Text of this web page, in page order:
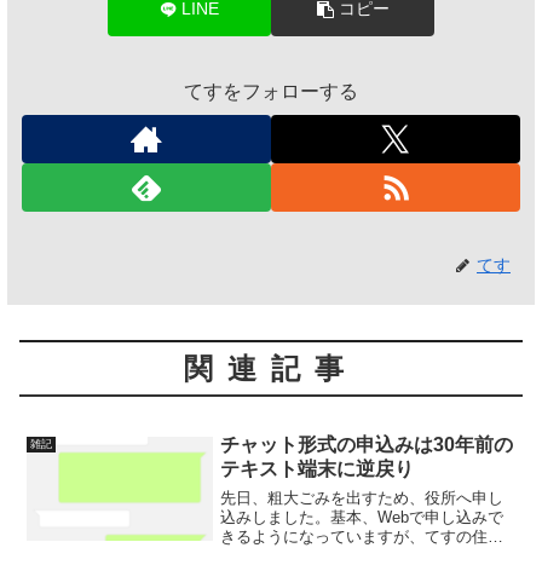
LINE コピー
てすをフォローする
てす
関連記事
雑記
チャット形式の申込みは30年前の
テキスト端末に逆戻り
先日、粗大ごみを出すため、役所へ申し
込みしました。基本、Webで申し込みで
きるようになっていますが、てすの住む